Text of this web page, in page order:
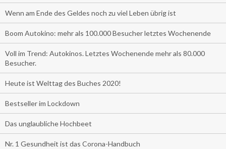
Wenn am Ende des Geldes noch zu viel Leben übrig ist
Boom Autokino: mehr als 100.000 Besucher letztes Wochenende
Voll im Trend: Autokinos. Letztes Wochenende mehr als 80.000
Besucher.
Heute ist Welttag des Buches 2020!
Bestseller im Lockdown
Das unglaubliche Hochbeet
Nr. 1 Gesundheit ist das Corona-Handbuch